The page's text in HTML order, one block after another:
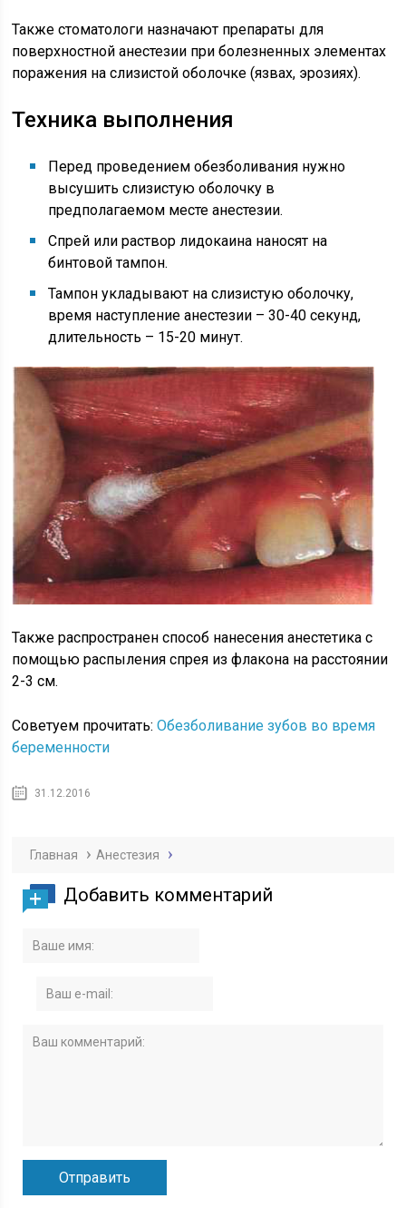
Также стоматологи назначают препараты для
поверхностной анестезии при болезненных элементах
поражения на слизистой оболочке (язвах, эрозиях).
Техника выполнения
Перед проведением обезболивания нужно
высушить слизистую оболочку в
предполагаемом месте анестезии.
Спрей или раствор лидокаина наносят на
бинтовой тампон.
Тампон укладывают на слизистую оболочку,
время наступление анестезии – 30-40 секунд,
длительность – 15-20 минут.
Также распространен способ нанесения анестетика с
помощью распыления спрея из флакона на расстоянии
2-3 см.
Советуем прочитать:Обезболивание зубов во время
беременности
31.12.2016
Главная Анестезия
Добавить комментарий